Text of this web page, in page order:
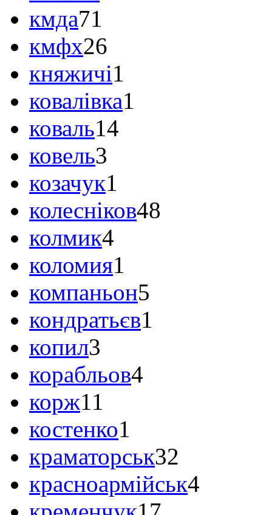
кмда71
кмфх26
княжичі1
ковалівка1
коваль14
ковель3
козачук1
колесніков48
колмик4
коломия1
компаньон5
кондратьєв1
копил3
корабльов4
корж11
костенко1
краматорськ32
красноармійськ4